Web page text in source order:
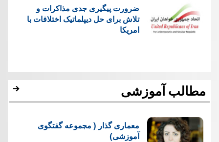
ضرورت پیگیری جدی مذاکرات و
تلاش برای حل دیپلماتیک اختلافات با
امریکا
مطالب آموزشی
معماری گذار ( مجموعه گفتگوی
آموزشی)